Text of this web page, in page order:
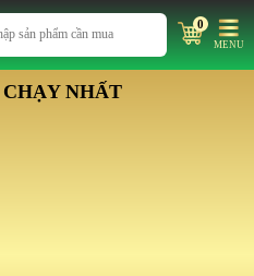
0
MENU
CHẠY NHẤT